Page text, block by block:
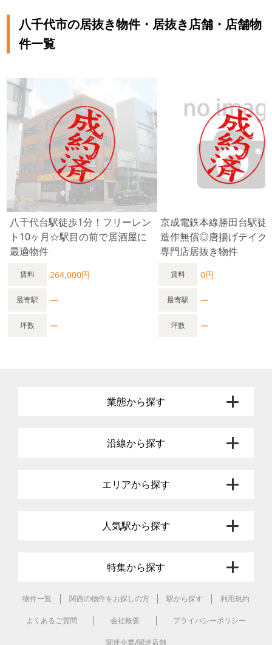
八千代市の居抜き物件・居抜き店舗・店舗物
件一覧
八千代台駅徒歩1分！フリーレン
ト10ヶ⽉☆駅目の前で居酒屋に
最適物件
賃料 264,000円
最寄駅 ー
坪数 ー
京成電鉄本線勝田台駅
造作無償◎唐揚げテイク
専門店居抜き物件
賃料 0円
最寄駅 ー
坪数 ー
業態から探す
沿線から探す
エリアから探す
人気駅から探す
特集から探す
物件一覧 関西の物件をお探しの方 駅から探す 利用規約
よくあるご質問 会社概要 プライバシーポリシー
関連企業/関連店舗